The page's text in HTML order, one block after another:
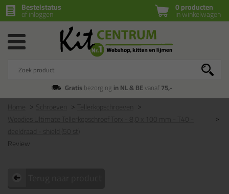
0 producten
in winkelwagen
Bestelstatus
of inloggen
Gratisbezorging in NL & BEvanaf75,-
Woodies Ultimate Tellerkopschroef Torx - 8,0 x 100 mm - T40 -
Review